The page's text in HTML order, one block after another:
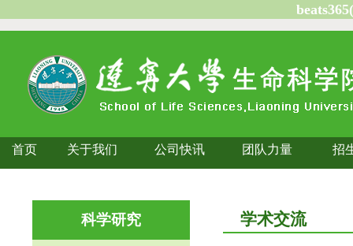
首页 关于我们 公司快讯 团队力量 招
科学研究 学术交流